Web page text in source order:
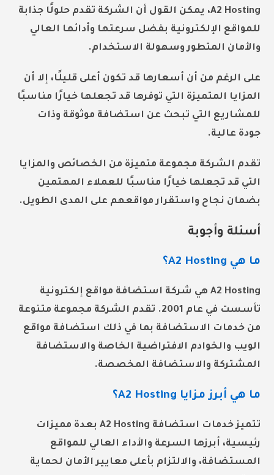
A2 Hosting، يمكن القول أن الشركة تقدم حلولًا جذابة
للمواقع الإلكترونية بفضل سرعتها وأدائها العالي
والأمان المتطور وسهولة الاستخدام.
على الرغم من أن أسعارها قد تكون أعلى قليلًا، إلا أن
المزايا المتميزة التي توفرها قد تجعلها خيارًا مناسبًا
للمشاريع التي تبحث عن استضافة موثوقة وذات
جودة عالية.
تقدم الشركة مجموعة متميزة من الخصائص والمزايا
التي قد تجعلها خيارًا مناسبًا للعملاء المهتمين
بضمان نجاح واستقرار مواقعهم على المدى الطويل.
أسئلة وأجوبة
ما هي A2 Hosting؟
A2 Hosting هي شركة استضافة مواقع إلكترونية
تأسست في عام 2001. تقدم الشركة مجموعة متنوعة
من خدمات الاستضافة بما في ذلك استضافة مواقع
الويب والخوادم الافتراضية الخاصة والاستضافة
المشتركة والاستضافة المخصصة.
ما هي أبرز مزايا A2 Hosting؟
تتميز خدمات استضافة A2 Hosting بعدة مميزات
رئيسية، أبرزها السرعة والأداء العالي للمواقع
المستضافة، والالتزام بأعلى معايير الأمان لحماية